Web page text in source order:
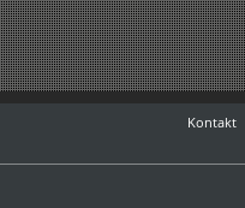
Kontakt